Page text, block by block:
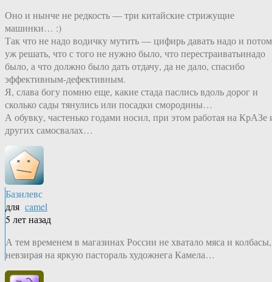
Оно и нынче не редкость — три китайские стрижущие
машинки… :)
Так что не надо водичку мутить — цифирь давать надо и потом
уж решать, что с того не нужно было, что перестраиватьинадо
было, а что должно было дать отдачу, да не дало, спасибо
эффективным-дефективным.
Я, слава богу помню еще, какие стада паслись вдоль дорог и
сколько сады тянулись или посадки смородины…
А обувку, частенько годами носил, при этом работая на КрАЗе
других самосвалах…
Базилевс
для camel
5 лет назад
А тем временем в магазинах России не хватало мяса и колбасы,
невзирая на яркую пастораль художнега Камела…